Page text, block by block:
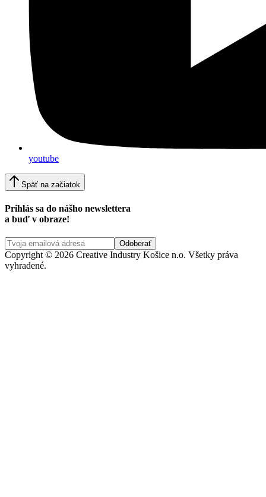
youtube
Späť na začiatok
Prihlás sa do nášho newslettera
a buď v obraze!
Copyright © 2026 Creative Industry Košice n.o. Všetky práva
vyhradené.